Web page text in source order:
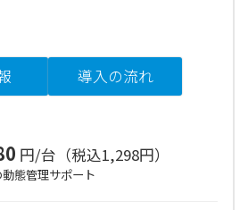
導入の流れ
円/台（税込1,298円）
態管理サポート